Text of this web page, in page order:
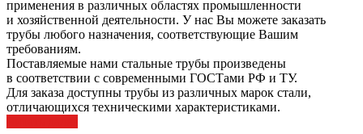
применения в различных областях промышленности
и хозяйственной деятельности. У нас Вы можете заказать
трубы любого назначения, соответствующие Вашим
требованиям.
Поставляемые нами стальные трубы произведены
в соответствии с современными ГОСТами РФ и ТУ.
Для заказа доступны трубы из различных марок стали,
отличающихся техническими характеристиками.